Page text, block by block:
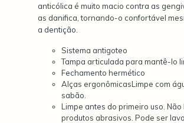
anticólica é muito macio contra as
as danifica, tornando-o confortável
a dentição.
Sistema antigoteo
Tampa articulada para mantê-lo
Fechamento hermético
Alças ergonômicasLimpe com
sabão.
Limpe antes do primeiro uso. Não
produtos abrasivos. Pode ser